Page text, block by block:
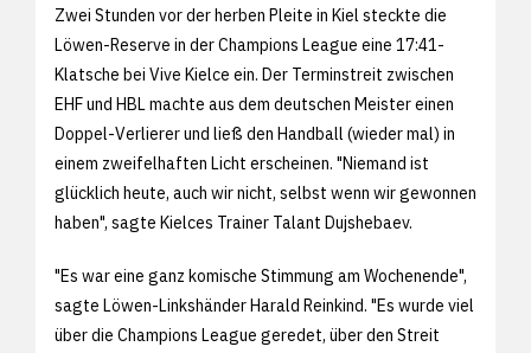
Zwei Stunden vor der herben Pleite in Kiel steckte die
Löwen-Reserve in der Champions League eine 17:41-
Klatsche bei Vive Kielce ein. Der Terminstreit zwischen
EHF und HBL machte aus dem deutschen Meister einen
Doppel-Verlierer und ließ den Handball (wieder mal) in
einem zweifelhaften Licht erscheinen. "Niemand ist
glücklich heute, auch wir nicht, selbst wenn wir gewonnen
haben", sagte Kielces Trainer Talant Dujshebaev.
"Es war eine ganz komische Stimmung am Wochenende",
sagte Löwen-Linkshänder Harald Reinkind. "Es wurde viel
über die Champions League geredet, über den Streit